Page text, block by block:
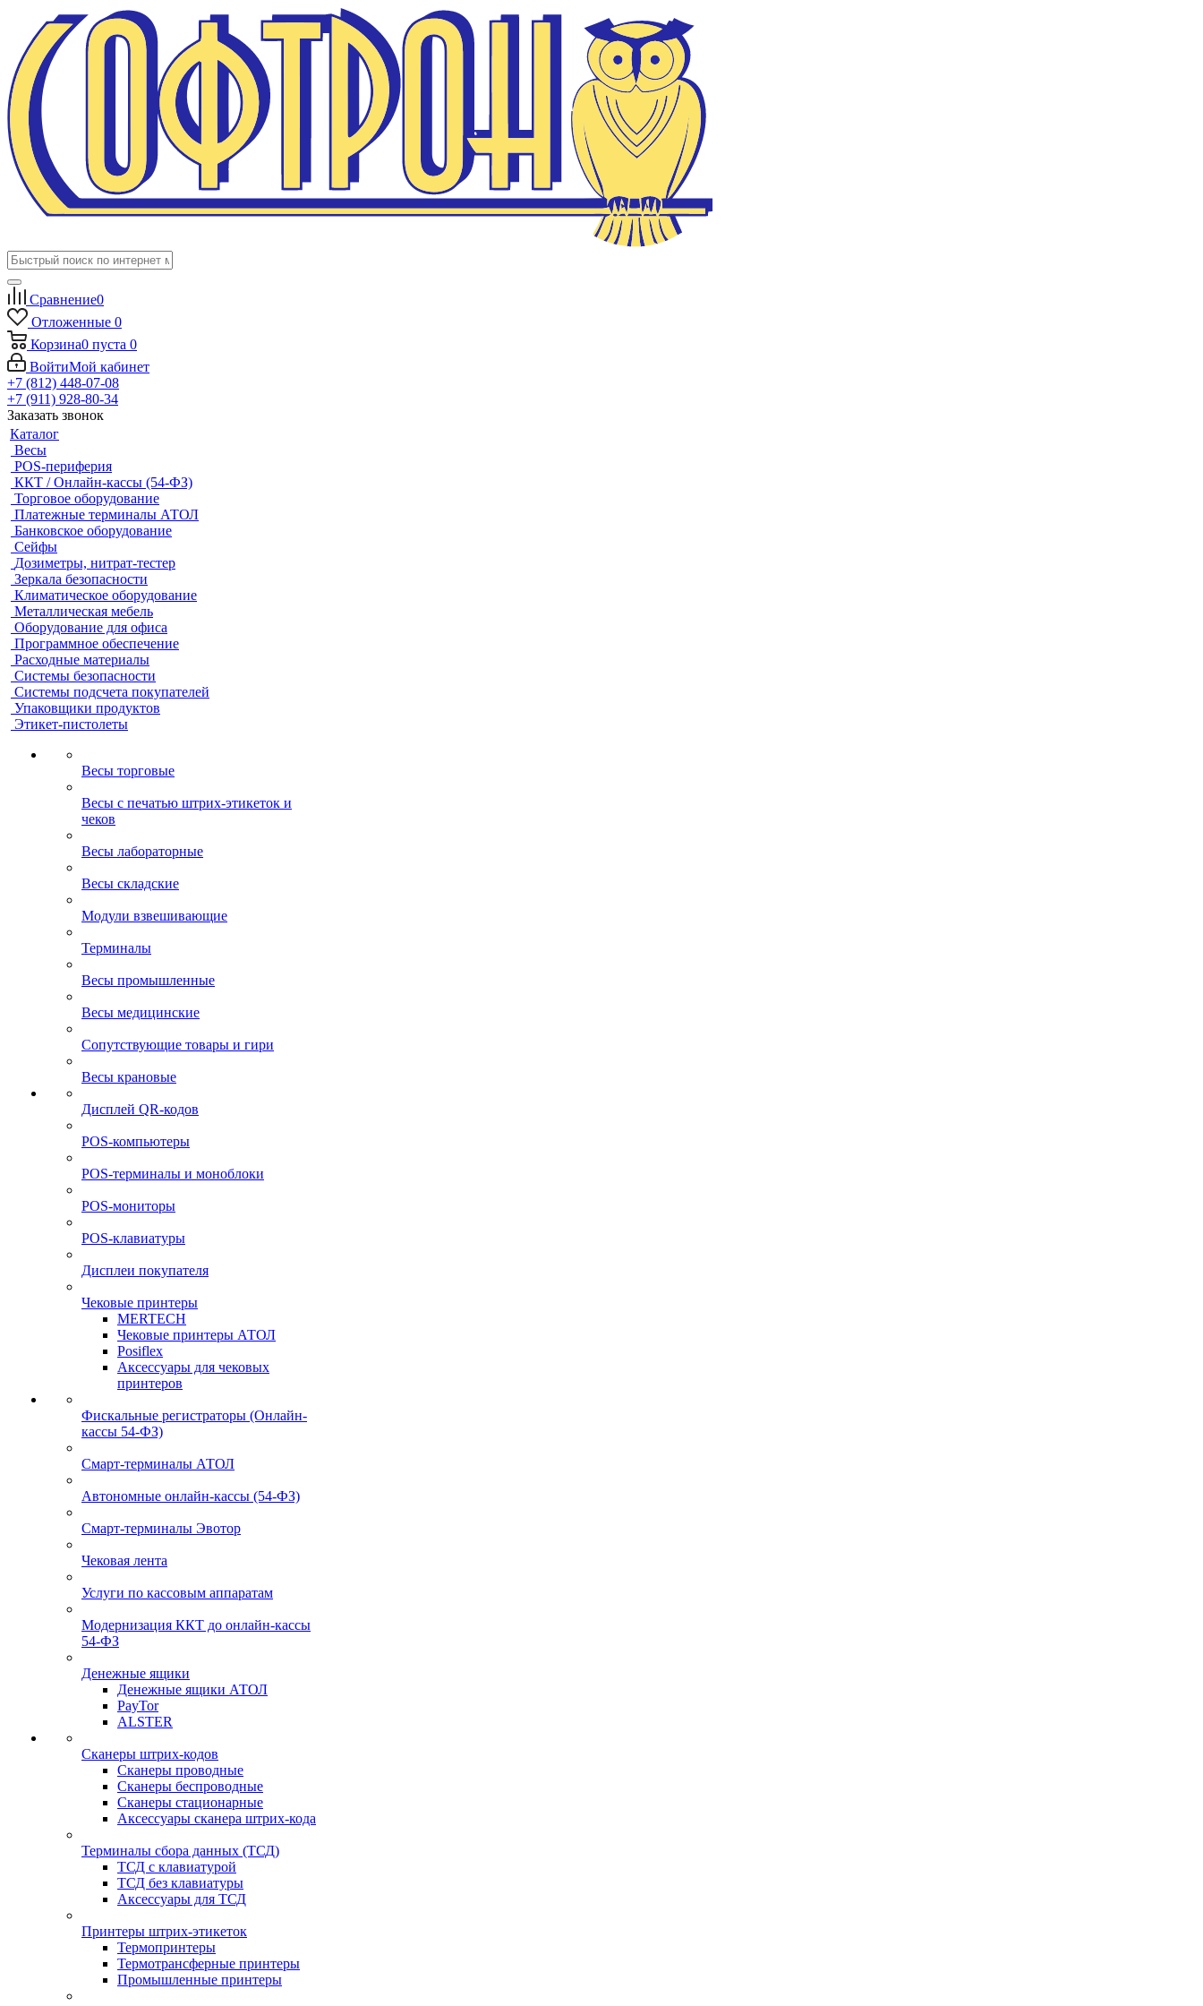
Сравнение0
Отложенные 0
Корзина0 пуста 0
ВойтиМой кабинет
+7 (812) 448-07-08
+7 (911) 928-80-34
Заказать звонок
Каталог
Весы
POS-периферия
ККТ / Онлайн-кассы (54-ФЗ)
Торговое оборудование
Платежные терминалы АТОЛ
Банковское оборудование
Сейфы
Дозиметры, нитрат-тестер
Зеркала безопасности
Климатическое оборудование
Металлическая мебель
Оборудование для офиса
Программное обеспечение
Расходные материалы
Системы безопасности
Системы подсчета покупателей
Упаковщики продуктов
Этикет-пистолеты
Весы торговые
Весы с печатью штрих-этикеток и
чеков
Весы лабораторные
Весы складские
Модули взвешивающие
Терминалы
Весы промышленные
Весы медицинские
Сопутствующие товары и гири
Весы крановые
Дисплей QR-кодов
POS-компьютеры
POS-терминалы и моноблоки
POS-мониторы
POS-клавиатуры
Дисплеи покупателя
Чековые принтеры
MERTECH
Чековые принтеры АТОЛ
Posiflex
Аксессуары для чековых
принтеров
Фискальные регистраторы (Онлайн-
кассы 54-ФЗ)
Смарт-терминалы АТОЛ
Автономные онлайн-кассы (54-ФЗ)
Смарт-терминалы Эвотор
Чековая лента
Услуги по кассовым аппаратам
Модернизация ККТ до онлайн-кассы
54-ФЗ
Денежные ящики
Денежные ящики АТОЛ
PayTor
ALSTER
Сканеры штрих-кодов
Сканеры проводные
Сканеры беспроводные
Сканеры стационарные
Аксессуары сканера штрих-кода
Терминалы сбора данных (ТСД)
ТСД с клавиатурой
ТСД без клавиатуры
Аксессуары для ТСД
Принтеры штрих-этикеток
Термопринтеры
Термотрансферные принтеры
Промышленные принтеры